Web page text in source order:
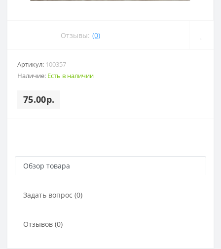
Отзывы: (0)
Артикул: 100357
Наличие: Есть в наличии
75.00р.
Обзор товара
Задать вопрос (0)
Отзывов (0)